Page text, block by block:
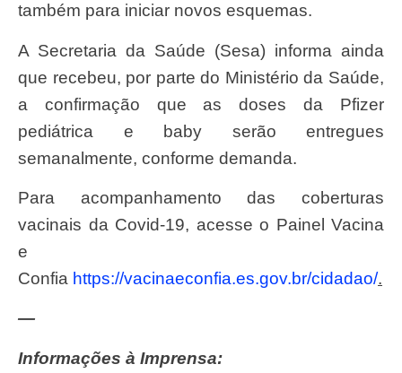
também para iniciar novos esquemas.
A Secretaria da Saúde (Sesa) informa ainda
que recebeu, por parte do Ministério da Saúde,
a confirmação que as doses da Pfizer
pediátrica e baby serão entregues
semanalmente, conforme demanda.
Para acompanhamento das coberturas
vacinais da Covid-19, acesse o Painel Vacina
e
Confia https://vacinaeconfia.es.gov.br/cidadao/.
—
Informações à Imprensa: